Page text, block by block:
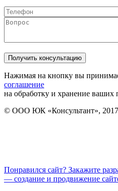
Нажимая на кнопку вы
соглашение
на обработку и хранение
© ООО ЮК «Консультант»,
Понравился сайт? Закажите
— создание и продвижение